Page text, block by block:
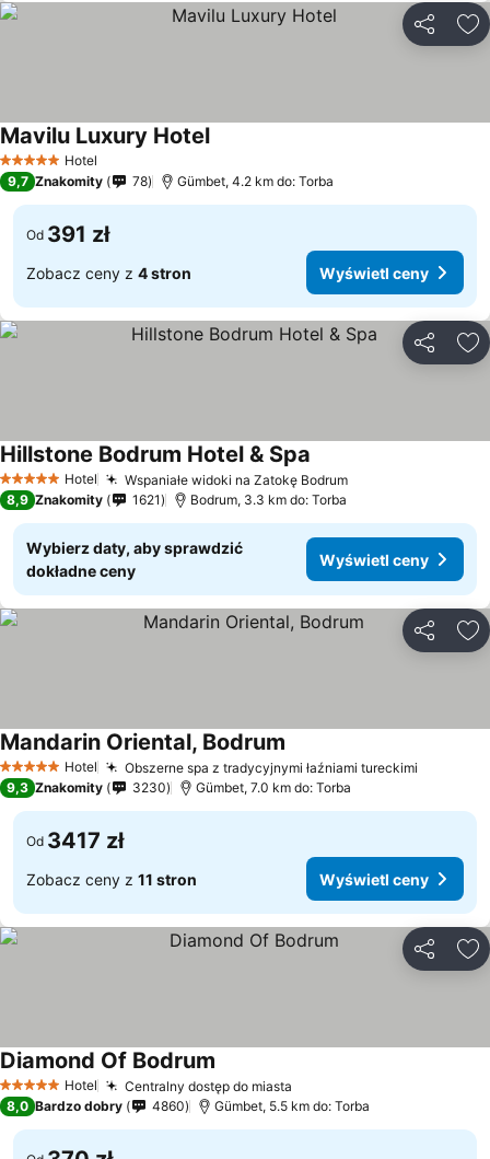
5 KategoriaHotel
Mavilu Luxury Hotel
9,7 Znakomity 78 Gümbet, 4.2 km do: Torba
Od 391 zł
Zobacz ceny z 4 stron Wyświetl ceny
5 KategoriaHotel Wspaniałe widoki na Zatokę Bodrum
Hillstone Bodrum Hotel & Spa
8,9 Znakomity 1621 Bodrum, 3.3 km do: Torba
Wybierz daty, aby sprawdzić
dokładne ceny
Wyświetl ceny
5 KategoriaHotel Obszerne spa z tradycyjnymi łaźniami tureckimi
Mandarin Oriental, Bodrum
9,3 Znakomity 3230 Gümbet, 7.0 km do: Torba
Od 3417 zł
Zobacz ceny z 11 stron Wyświetl ceny
5 KategoriaHotel Centralny dostęp do miasta
Diamond Of Bodrum
8,0 Bardzo dobry 4860 Gümbet, 5.5 km do: Torba